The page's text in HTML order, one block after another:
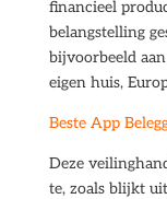
financieel
belangstelling
bijvoorbeeld
eigen huis,
Beste App
Deze
te, zoals blijkt